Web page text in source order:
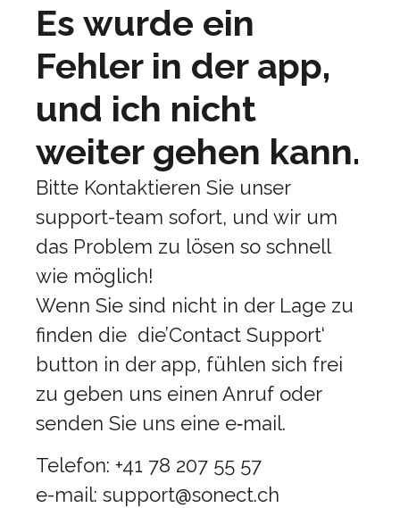
Es wurde ein
Fehler in der app,
und ich nicht
weiter gehen kann.
Bitte Kontaktieren Sie unser
support-team sofort, und wir um
das Problem zu lösen so schnell
wie möglich!
Wenn Sie sind nicht in der Lage zu
finden die die’Contact Support‘
button in der app, fühlen sich frei
zu geben uns einen Anruf oder
senden Sie uns eine e‑mail.
Telefon: +41 78 207 55 57
e-mail: support@sonect.ch